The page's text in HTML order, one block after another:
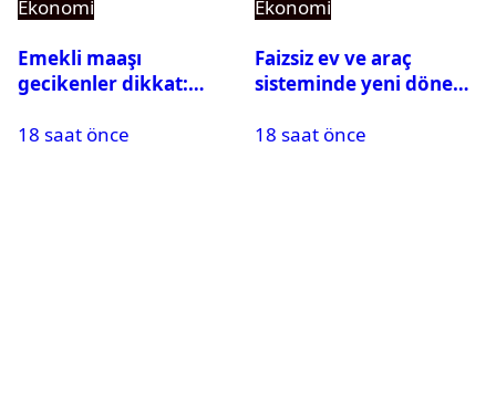
Ekonomi
Emekli maaşı
gecikenler dikkat:
maaşı için emsal faiz
18 saat önce
Ekonomi
Faizsiz ev ve araç
sisteminde yeni dönem:
değiştirdi
18 saat önce